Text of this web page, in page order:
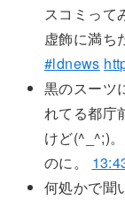
スコミって
虚飾に満ち
#ldnews
黒のスーツ
れてる都庁
けど(^_^;)
のに。
何処かで聞